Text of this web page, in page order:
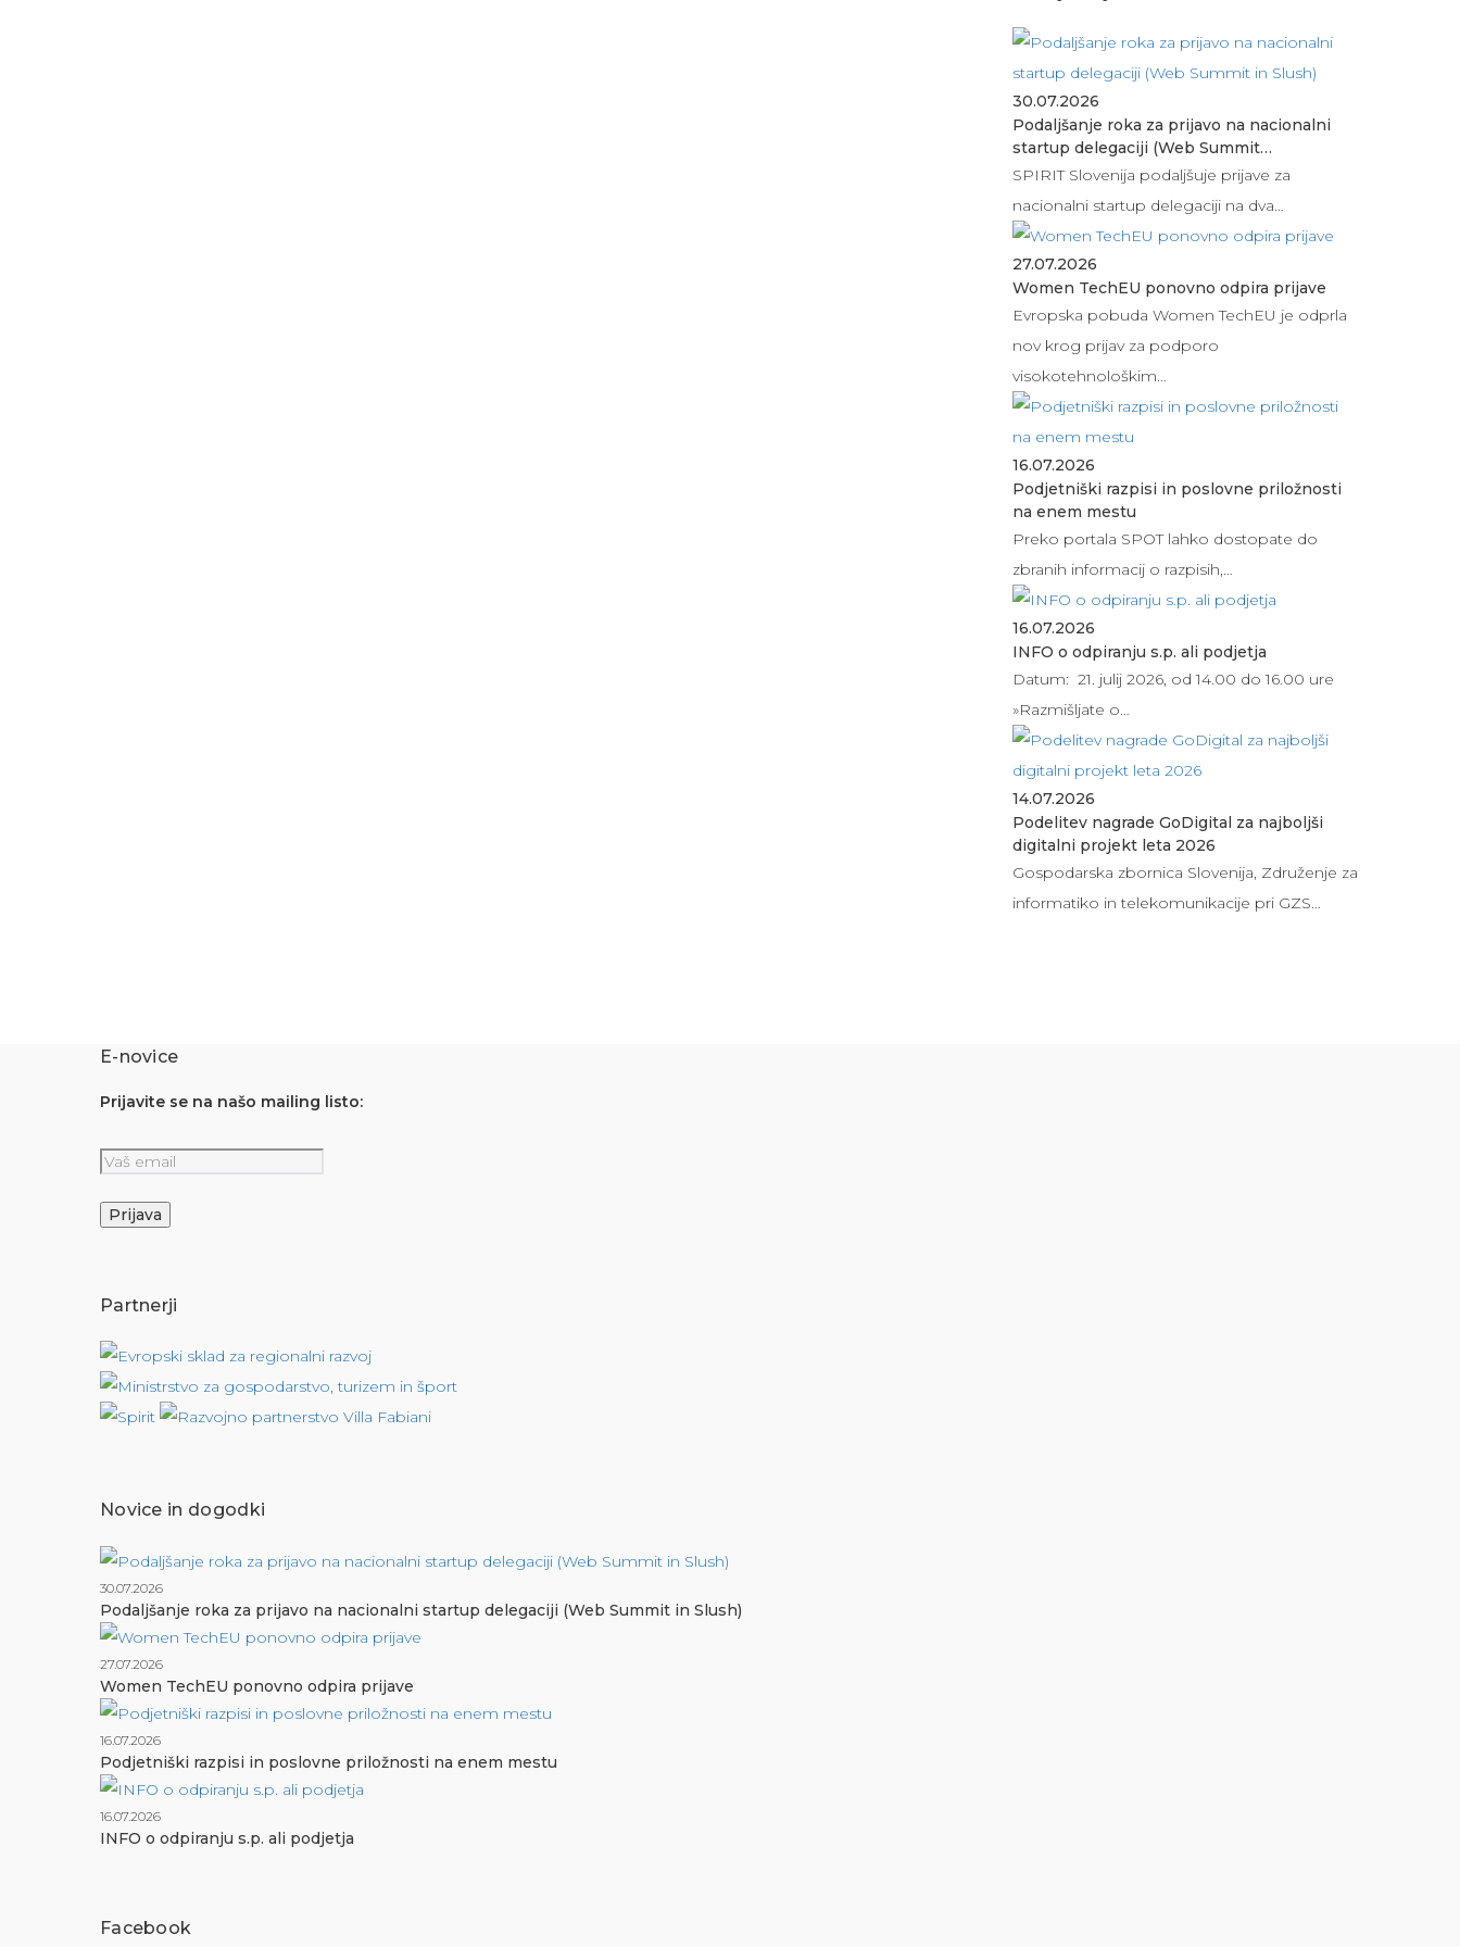
30.07.2026
Podaljšanje roka za prijavo na nacionalni
startup delegaciji (Web Summit…
SPIRIT Slovenija podaljšuje prijave za
nacionalni startup delegaciji na dva…
27.07.2026
Women TechEU ponovno odpira prijave
Evropska pobuda Women TechEU je odprla
nov krog prijav za podporo
visokotehnološkim…
16.07.2026
Podjetniški razpisi in poslovne priložnosti
na enem mestu
Preko portala SPOT lahko dostopate do
zbranih informacij o razpisih,…
16.07.2026
INFO o odpiranju s.p. ali podjetja
Datum: 21. julij 2026, od 14.00 do 16.00 ure
»Razmišljate o…
14.07.2026
Podelitev nagrade GoDigital za najboljši
digitalni projekt leta 2026
Gospodarska zbornica Slovenija, Združenje za
informatiko in telekomunikacije pri GZS…
E-novice
Prijavite se na našo mailing listo:
Partnerji
Novice in dogodki
30.07.2026
Podaljšanje roka za prijavo na nacionalni startup delegaciji (Web Summit in Slush)
27.07.2026
Women TechEU ponovno odpira prijave
16.07.2026
Podjetniški razpisi in poslovne priložnosti na enem mestu
16.07.2026
INFO o odpiranju s.p. ali podjetja
Facebook